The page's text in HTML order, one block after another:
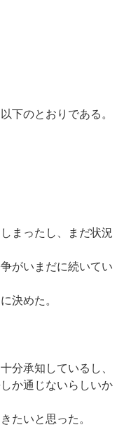
下のとおりである。
まったし、まだ状況
がいまだに続いてい
決めた。
分承知しているし、
か通じないらしいか
たいと思った。